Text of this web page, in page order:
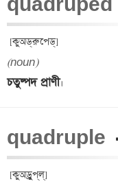
quadruped
(noun)
চতুষ্পদ প্রাণী
quadruple